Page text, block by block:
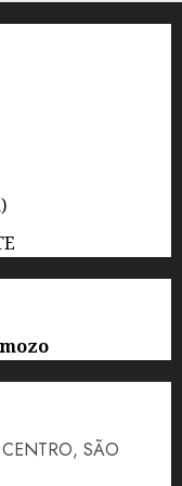
SÃO